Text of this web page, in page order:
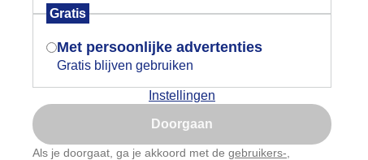
Gratis
Met persoonlijke advertenties
Gratis blijven gebruiken
Instellingen
Doorgaan
Als je doorgaat, ga je akkoord met de gebruikers-
Indien je hier nog geen akkoord op hebt
gegeven, verschijnt er zo een pop-up uit
je browser waarin deze toestemming
gevraagd wordt.
Is goed, toon de popup
Nu niet, misschien later